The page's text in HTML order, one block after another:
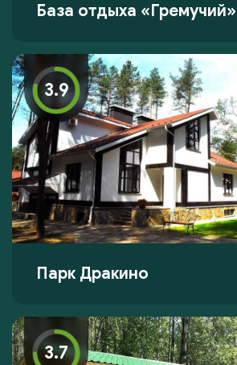
База отдыха «Гремучий»
3.9
Парк Дракино
3.7